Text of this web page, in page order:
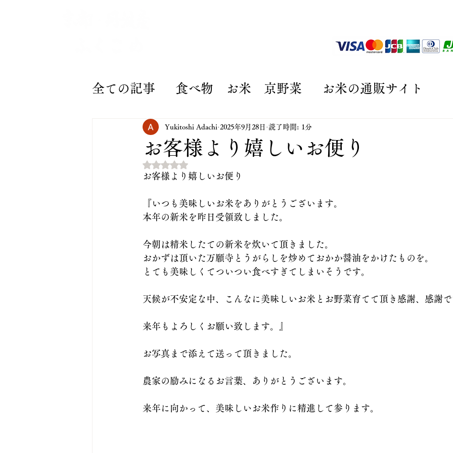
全ての記事 食べ物 お米 京野菜 お米の通販サイト
田んぼオーナーシップ制度 京野菜の通販サイト
京野菜とお米の通販サイト
発酵玄米 GIFT おいしい玄米 玄米
レシピ ふく米からのご提案レシピ
お客様より嬉しいお便り
Yukitoshi Adachi 2025年9月28日 読了時間: 1分
5つ星のうちNaNと評価されています。
お客様より嬉しいお便り
『いつも美味しいお米をありがとうございます。
本年の新米を昨日受領致しました。
今朝は精米したての新米を炊いて頂きました。
おかずは頂いた万願寺とうがらしを炒めておかか醤油をかけたものを。
とても美味しくてついつい食べすぎてしまいそうです。
天候が不安定な中、こんなに美味しいお米とお野菜育てて頂き感謝、感謝
来年もよろしくお願い致します。』
お写真まで添えて送って頂きました。
農家の励みになるお言葉、ありがとうございます。
来年に向かって、美味しいお米作りに精進して参ります。